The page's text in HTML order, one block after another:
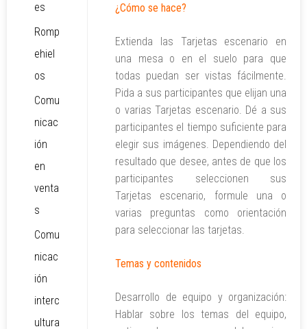
¿Cómo se hace?
Extienda las Tarjetas escenario en
una mesa o en el suelo para que
todas puedan ser vistas fácilmente.
Pida a sus participantes que elijan una
o varias Tarjetas escenario. Dé a sus
participantes el tiempo suficiente para
elegir sus imágenes. Dependiendo del
resultado que desee, antes de que los
participantes seleccionen sus
Tarjetas escenario, formule una o
varias preguntas como orientación
para seleccionar las tarjetas.
Temas y contenidos
Desarrollo de equipo y organización:
Hablar sobre los temas del equipo,
es
Romp
ehiel
os
Comu
nicac
ión
en
venta
s
Comu
nicac
ión
interc
ultura